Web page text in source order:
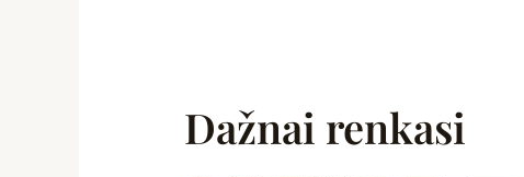
Dažnai renkasi